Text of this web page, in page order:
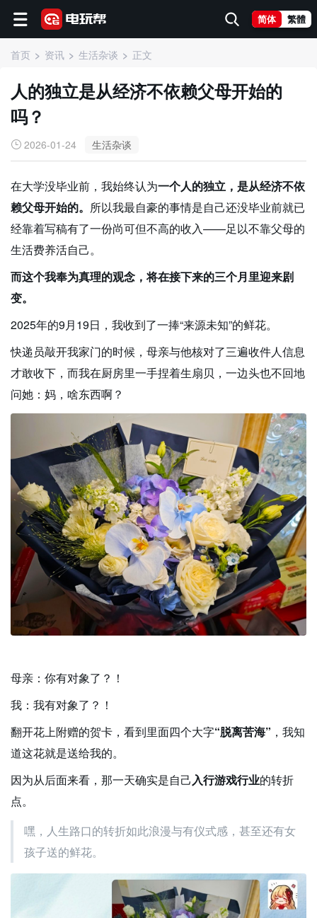
简体 繁體
首页 资讯 生活杂谈 正文
人的独立是从经济不依赖父母开始的
吗？
2026-01-24 生活杂谈
在大学没毕业前，我始终认为一个人的独立，是从经济不依
赖父母开始的。 所以我最自豪的事情是自己还没毕业前就已
经靠着写稿有了一份尚可但不高的收入——足以不靠父母的
生活费养活自己。
而这个我奉为真理的观念，将在接下来的三个月里迎来剧
变。
2025年的9月19日，我收到了一捧“来源未知”的鲜花。
快递员敲开我家门的时候，母亲与他核对了三遍收件人信息
才敢收下，而我在厨房里一手捏着生扇贝，一边头也不回地
问她：妈，啥东西啊？
母亲：你有对象了？！
我：我有对象了？！
翻开花上附赠的贺卡，看到里面四个大字“脱离苦海” ，我知
道这花就是送给我的。
因为从后面来看，那一天确实是自己 入行游戏行业的转折
点。
嘿，人生路口的转折如此浪漫与有仪式感，甚至还有女
孩子送的鲜花。